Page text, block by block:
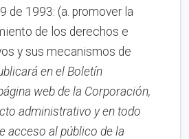
de 1993: (a. promover la
de los derechos e
y sus mecanismos de
en el Boletín
web de la Corporación,
administrativo y en todo
acceso al público de la